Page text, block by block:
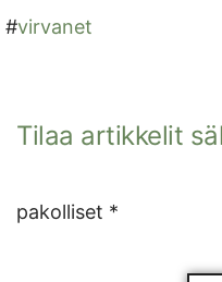
#virvanet
Tilaa artikkelit
pakolliset *